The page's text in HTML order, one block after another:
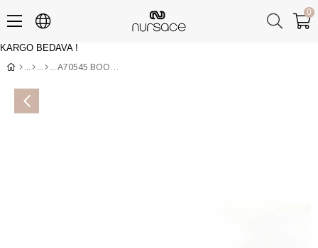
KARGO BEDAVA !
0
A70545 BOOX+HASIR 07